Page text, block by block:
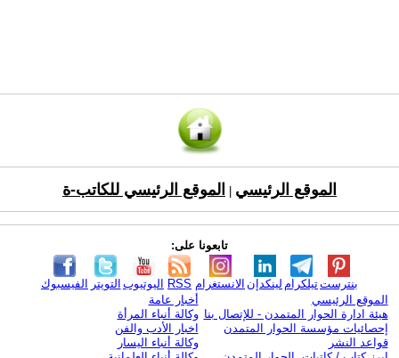
الموقع الرئيسي الموقع الرئيسي للكاتب-ة
تابعونا على:
الفيسبوك التويتر اليوتيوب RSS الانستغرام لينكدإن تيلكرامبنترست
الموقع الرئيسي
هيئة ادارة الحوار المتمدن - للإتصال بنا
إحصائيات مؤسسة الحوار المتمدن
قواعد النشر
أخبار عامة
وكالة أنباء المرأة
اخبار الأدب والفن
وكالة أنباء اليسار